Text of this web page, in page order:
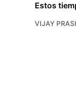
Estos
VIJAY